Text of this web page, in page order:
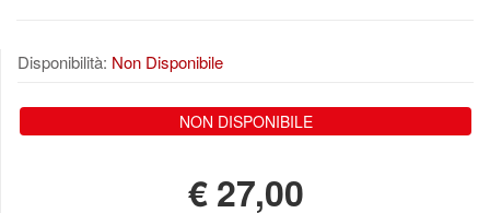
Disponibilità: Non Disponibile
NON DISPONIBILE
€27,00